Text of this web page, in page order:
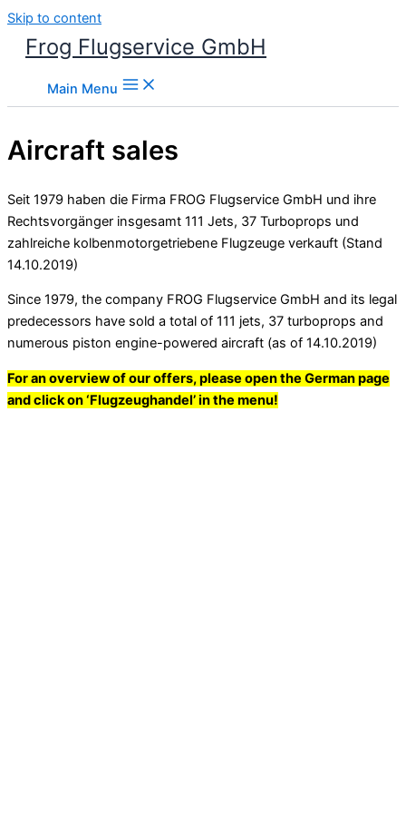
Skip to content
Frog Flugservice GmbH
Main Menu
Aircraft sales
Seit 1979 haben die Firma FROG Flugservice GmbH und ihre
Rechtsvorgänger insgesamt 111 Jets, 37 Turboprops und
zahlreiche kolbenmotorgetriebene Flugzeuge verkauft (Stand
14.10.2019)
Since 1979, the company FROG Flugservice GmbH and its legal
predecessors have sold a total of 111 jets, 37 turboprops and
numerous piston engine-powered aircraft (as of 14.10.2019)
For an overview of our offers, please open the German page
and click on ‘Flugzeughandel’ in the menu!